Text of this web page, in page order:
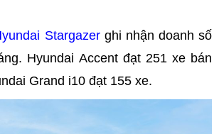
Stargazer ghi nhận doanh số
Hyundai Accent đạt 251 xe bán
Grand i10 đạt 155 xe.